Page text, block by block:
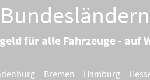
für alle Fahrzeuge - auf
Bremen Hamburg